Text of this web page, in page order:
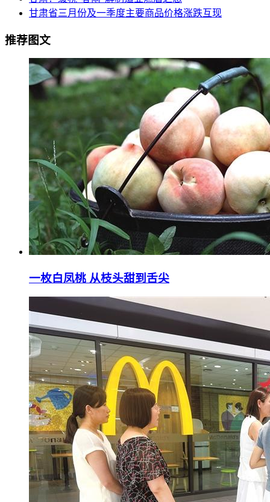
甘肃省三月份及一季度主要商品价格涨跌互现
推荐图文
一枚白凤桃 从枝头甜到舌尖